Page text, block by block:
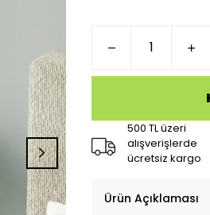
500 TL üzeri
alışverişlerde
ücretsiz kargo
Ürün Açıklaması